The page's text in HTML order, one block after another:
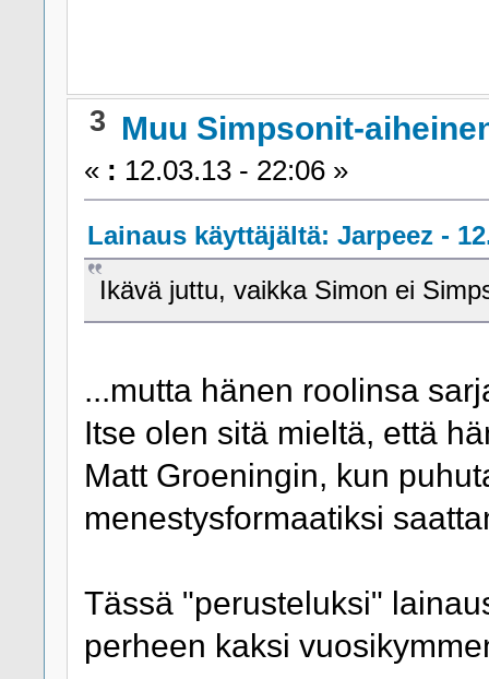
3 Muu Simpsonit-
« : 12.03.13 - 22:06 »
Lainaus käyttäjältä: Jarpeez -
Ikävä juttu, vaikka Simon ei
...mutta hänen roolinsa
Itse olen sitä mieltä, että
Matt Groeningin, kun
menestysformaatiksi
Tässä "perusteluksi"
perheen kaksi